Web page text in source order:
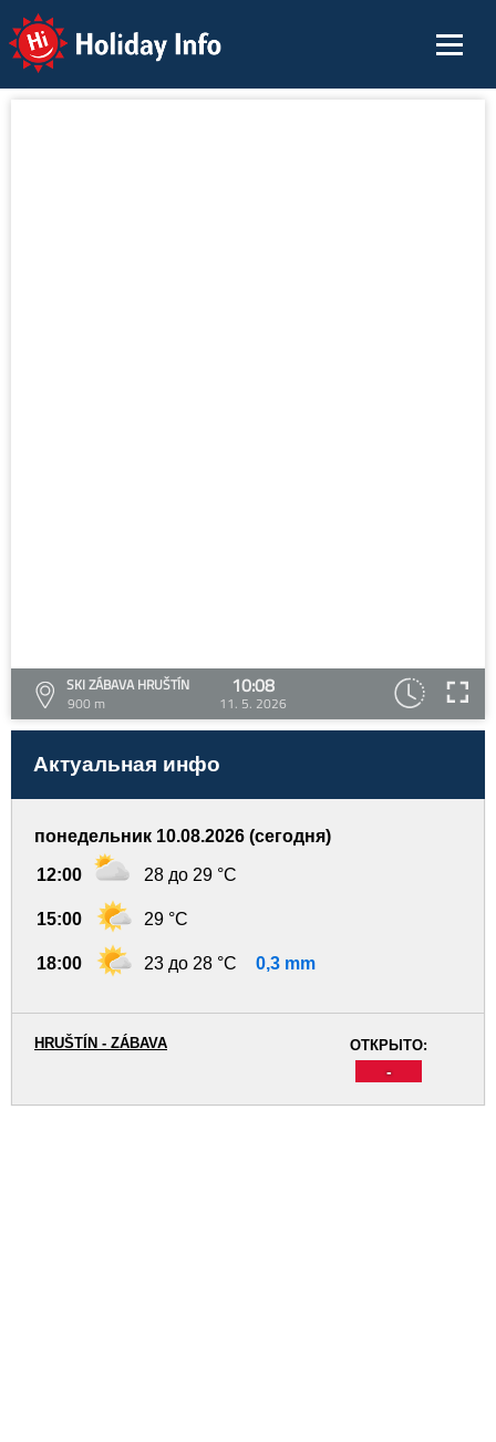
Holiday Info
SKI ZÁBAVA HRUŠTÍN
900 m
10:08
11. 5. 2026
Актуальная инфо
понедельник 10.08.2026 (сегодня)
12:00 28 до 29 °C
15:00 29 °C
18:00 23 до 28 °C 0,3 mm
ОТКРЫТО:
-
HRUŠTÍN - ZÁBAVA